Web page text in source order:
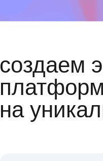
создаем
на